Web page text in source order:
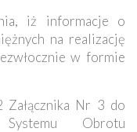
iż informacje o
na realizację
w formie
Załącznika Nr 3 do
Systemu Obrotu